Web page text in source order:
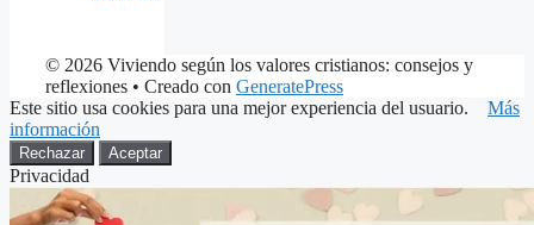
© 2026 Viviendo según los valores cristianos: consejos y
reflexiones • Creado con GeneratePress
Este sitio usa cookies para una mejor experiencia del usuario. Más
información
Rechazar Aceptar
Privacidad